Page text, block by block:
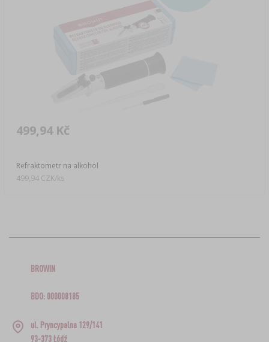
Refraktometr na alkohol
499,94 Kč
499,94 CZK/ks
BROWIN
BDO: 000008185
ul. Pryncypalna 129/141
93-373 Łódź